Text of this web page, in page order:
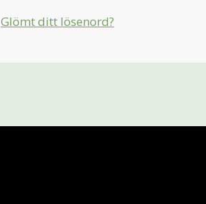
Glömt ditt lösenord?